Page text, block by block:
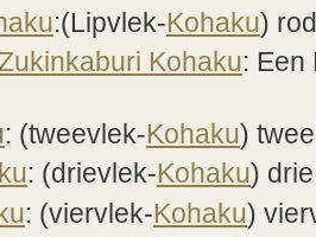
:(Lipvlek-Kohaku)
Kohaku: Een
: (tweevlek-Kohaku)
: (drievlek-Kohaku)
: (viervlek-Kohaku)